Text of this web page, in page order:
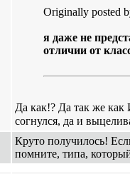
Originally posted
я даже не
отличии от
Да как!? Да так же
согнулся, да и
Круто получилось!
помните, типа,